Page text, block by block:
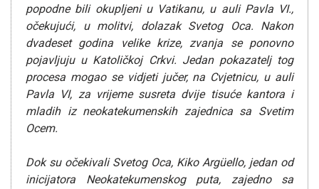
popodne bili okupljeni u Vatikanu, u auli Pavla VI.,
očekujući, u molitvi, dolazak Svetog Oca.
Nakon
dvadeset godina velike krize, zvanja se ponovno
pojavljuju u Katoličkoj Crkvi. Jedan pokazatelj tog
procesa mogao se vidjeti jučer, na Cvjetnicu, u auli
Pavla VI, za vrijeme susreta dvije tisuće kantora i
mladih iz neokatekumenskih zajednica sa Svetim
Ocem.
Dok su očekivali Svetog Oca, Kiko Argüello, jedan od
inicijatora Neokatekumenskog puta, zajedno sa